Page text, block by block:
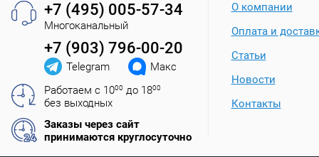
+7 (495) 005-57-34
Многоканальный
+7 (903) 796-00-20
Telegram
Макс
Работаем с 1000 до 1800
без выходных
Заказы через сайт
принимаются круглосуточно
О компании
Оплата и
Статьи
Новости
Контакты